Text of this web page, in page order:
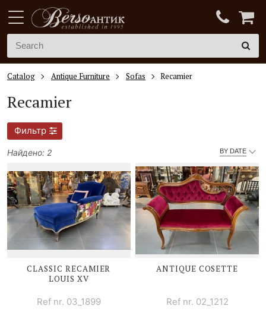
Catalog Antique Furniture Sofas Recamier
Recamier
Фильтр
BY DATE
Найдено: 2
CLASSIC RECAMIER
LOUIS XV
Ref nr. 03_1899
ANTIQUE COSETTE
Ref nr. 02_1212